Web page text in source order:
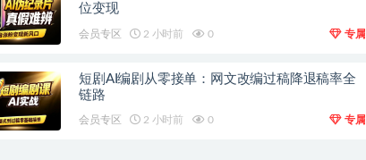
位变现
会员专区 2 小时前 0 专属
短剧AI编剧从零接单：网文改编过稿降退稿率全
链路
会员专区 2 小时前 0 专属